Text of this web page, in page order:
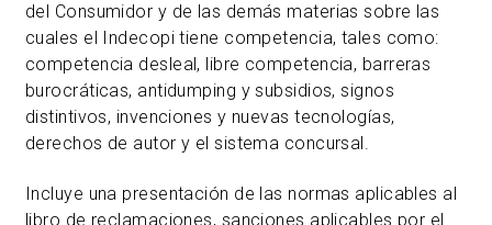
del Consumidor y de las demás materias sobre las
cuales el Indecopi tiene competencia, tales como:
competencia desleal, libre competencia, barreras
burocráticas, antidumping y subsidios, signos
distintivos, invenciones y nuevas tecnologías,
derechos de autor y el sistema concursal.
Incluye una presentación de las normas aplicables al
libro de reclamaciones, sanciones aplicables por el